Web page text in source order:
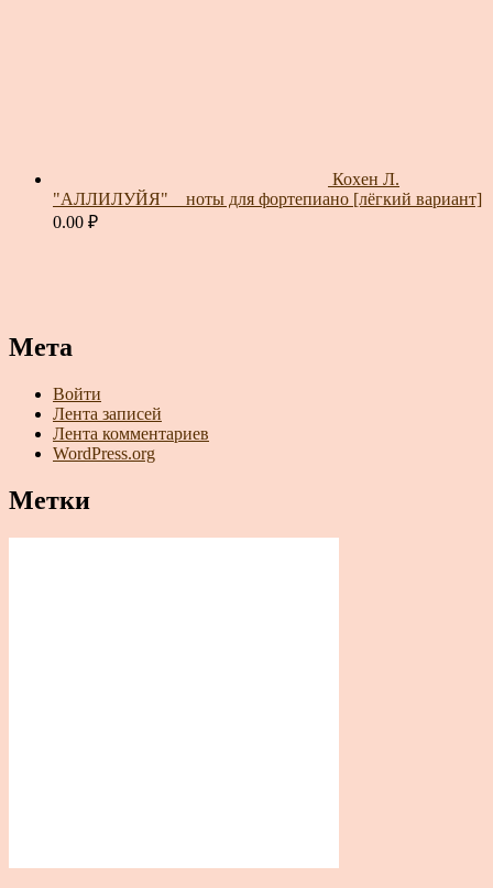
Кохен Л.
"АЛЛИЛУЙЯ" _ ноты для фортепиано [лёгкий вариант]
0.00 ₽
Мета
Войти
Лента записей
Лента комментариев
WordPress.org
Метки